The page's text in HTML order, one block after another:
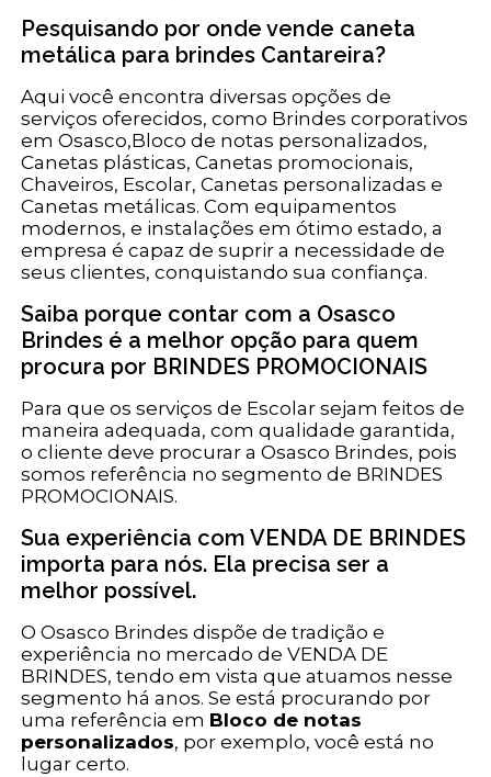
Pesquisando por onde vende caneta
metálica para brindes Cantareira?
Aqui você encontra diversas opções de
serviços oferecidos, como Brindes corporativos
em Osasco,Bloco de notas personalizados,
Canetas plásticas, Canetas promocionais,
Chaveiros, Escolar, Canetas personalizadas e
Canetas metálicas. Com equipamentos
modernos, e instalações em ótimo estado, a
empresa é capaz de suprir a necessidade de
seus clientes, conquistando sua confiança.
Saiba porque contar com a Osasco
Brindes é a melhor opção para quem
procura por BRINDES PROMOCIONAIS
Para que os serviços de Escolar sejam feitos de
maneira adequada, com qualidade garantida,
o cliente deve procurar a Osasco Brindes, pois
somos referência no segmento de BRINDES
PROMOCIONAIS.
Sua experiência com VENDA DE BRINDES
importa para nós. Ela precisa ser a
melhor possível.
O Osasco Brindes dispõe de tradição e
experiência no mercado de VENDA DE
BRINDES, tendo em vista que atuamos nesse
segmento há anos. Se está procurando por
uma referência em Bloco de notas
personalizados, por exemplo, você está no
lugar certo.